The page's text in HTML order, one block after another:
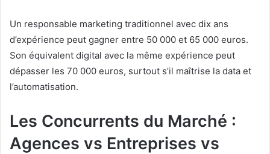
Un responsable marketing traditionnel avec dix ans
d’expérience peut gagner entre 50 000 et 65 000 euros.
Son équivalent digital avec la même expérience peut
dépasser les 70 000 euros, surtout s’il maîtrise la data et
l’automatisation.
Les Concurrents du Marché :
Agences vs Entreprises vs